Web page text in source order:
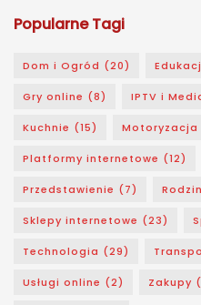
Popularne Tagi
Dom i Ogród (20)
Gry online (8) IPTV i
Kuchnie (15) Motoryzacja
Platformy internetowe (12)
Przedstawienie (7)
Sklepy internetowe (23)
Technologia (29)
Usługi online (2) Zakupy